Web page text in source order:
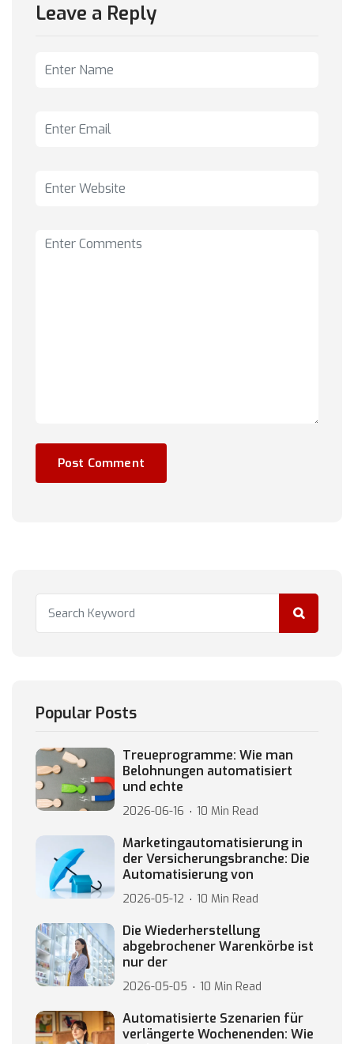
Leave a Reply
Popular Posts
Treueprogramme: Wie man
Belohnungen automatisiert
und echte
2026-06-16 10 Min Read
Marketingautomatisierung in
der Versicherungsbranche: Die
Automatisierung von
2026-05-12 10 Min Read
Die Wiederherstellung
abgebrochener Warenkörbe ist
nur der
2026-05-05 10 Min Read
Automatisierte Szenarien für
verlängerte Wochenenden: Wie